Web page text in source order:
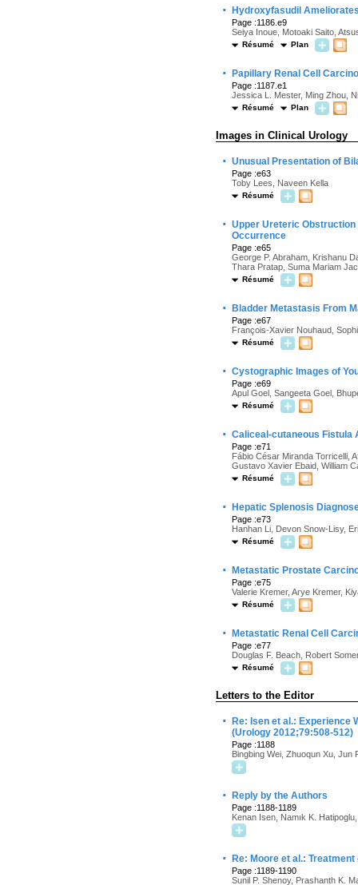
· Hydroxyfasudil
Page :1186.e9
Seiya Inoue, Motoaki Saito,
Résumé Plan
· Papillary Renal Cell
Page :1187.e1
Jessica L. Mester, Ming Zhou,
Résumé Plan
Images in Clinical Urology
· Unusual Presentation of
Page :e63
Toby Lees, Naveen Kella
Résumé
· Upper Ureteric
Occurrence
Page :e65
George P. Abraham, Krishanu
Thara Pratap, Suma Mariam
Résumé
· Bladder Metastasis From
Page :e67
François-Xavier Nouhaud,
Résumé
· Cystographic Images of
Page :e69
Apul Goel, Sangeeta Goel,
Résumé
· Caliceal-cutaneous Fistula
Page :e71
Fábio César Miranda Torricelli,
Gustavo Xavier Ebaid, William
Résumé
· Hepatic Splenosis
Page :e73
Hanhan Li, Devon Snow-Lisy,
Résumé
· Metastatic Prostate
Page :e75
Valerie Kremer, Arye Kremer,
Résumé
· Metastatic Renal Cell
Page :e77
Douglas F. Beach, Robert
Résumé
Letters to the Editor
·
Re: Isen et al.: Experience
(Urology 2012;79:508-512)
Page :1188
Bingbing Wei, Zhuoqun Xu, Jun
· Reply by the Authors
Page :1188-1189
Kenan Isen, Namık K.
· Re: Moore et al.:
Page :1189-1190
Sunil P. Shenoy, Prashanth K.